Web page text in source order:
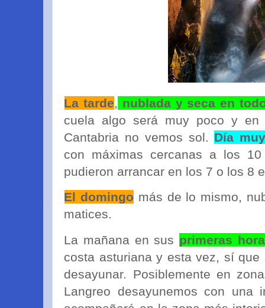
La tarde
nublada y seca en
cuela algo será muy poco y en
Cantabria no vemos sol. Día
con máximas cercanas a los
pudieron arrancar en los 7 o los 8
El domingo más de lo mismo,
matices.
La mañana en sus primeras
costa asturiana y esta vez, sí
desayunar. Posiblemente en
Langreo desayunemos con una